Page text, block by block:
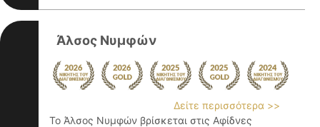
Άλσος Νυμφών
Δείτε περισσότερα >>
Το Άλσος Νυμφών βρίσκεται στις Αφίδνες